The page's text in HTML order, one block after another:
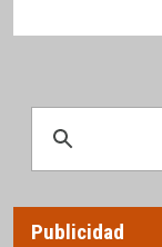
Publicidad